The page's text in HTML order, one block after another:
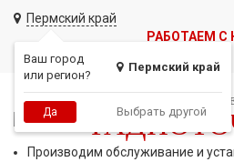
Пермский край
Ваш город
или регион?
Пермский край
Да Выбрать другой
РАБОТАЕМ С
СЕТЬ МАГАЗИНОВ
Производим обслуживание и